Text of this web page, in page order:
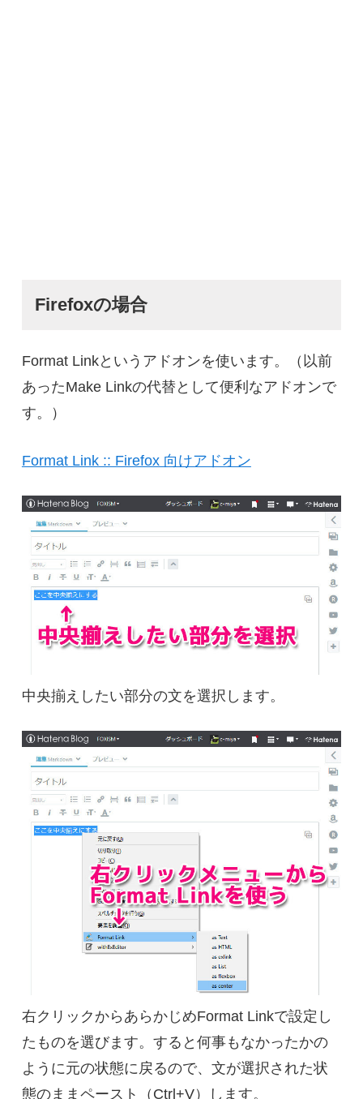
Firefoxの場合
Format Linkというアドオンを使います。（以前
あったMake Linkの代替として便利なアドオンで
す。）
Format Link :: Firefox 向けアドオン
中央揃えしたい部分の文を選択します。
右クリックからあらかじめFormat Linkで設定し
たものを選びます。すると何事もなかったかの
ように元の状態に戻るので、文が選択された状
態のままペースト（Ctrl+V）します。